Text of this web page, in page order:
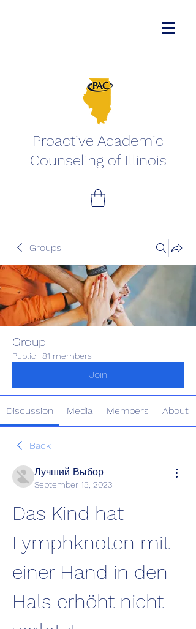
Proactive Academic
Counseling of Illinois
Groups
Group
Public · 81 members
Join
Discussion Media Members About
Back
Лучший Выбор
September 15, 2023
Das Kind hat
Lymphknoten mit
einer Hand in den
Hals erhöht nicht